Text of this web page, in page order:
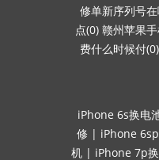
修单新序列号
点(0) 赣州苹果
费什么时候付(0)
iPhone 6s换电
修 | iPhone
机 | iPhone 7p